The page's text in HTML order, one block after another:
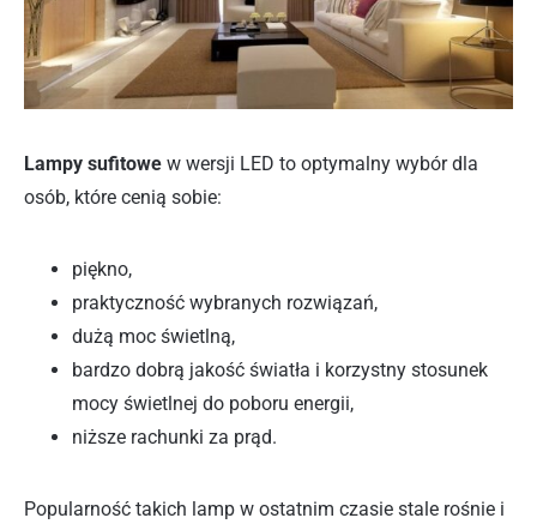
Lampy sufitowe w wersji LED to optymalny wybór dla
osób, które cenią sobie:
piękno,
praktyczność wybranych rozwiązań,
dużą moc świetlną,
bardzo dobrą jakość światła i korzystny stosunek
mocy świetlnej do poboru energii,
niższe rachunki za prąd.
Popularność takich lamp w ostatnim czasie stale rośnie i